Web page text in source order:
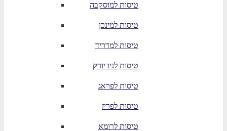
טיסות למוסקבה
טיסות למינכן
טיסות למדריד
טיסות לניו יורק
טיסות לפראג
טיסות לפריז
טיסות לרומא